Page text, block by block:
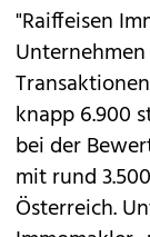
"Raiffeisen
knapp 6.900
bei der
mit rund
Österreich.